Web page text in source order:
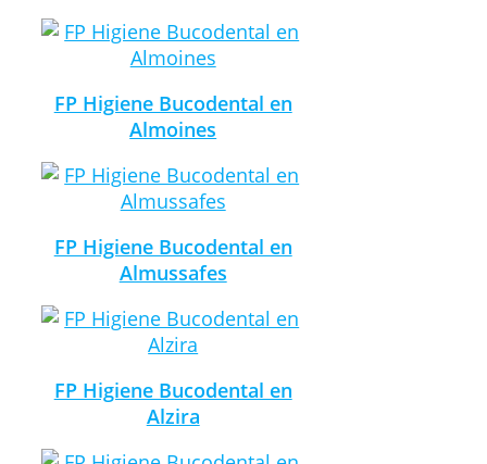
FP Higiene Bucodental en
Almoines
FP Higiene Bucodental en
Almussafes
FP Higiene Bucodental en
Alzira